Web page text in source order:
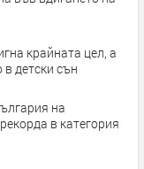
крайната цел, а
детски сън
на
в категория